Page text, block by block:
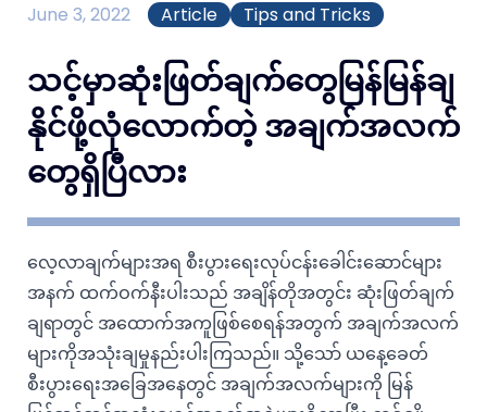
June 3, 2022 Article Tips and Tricks
သင့်မှာဆုံးဖြတ်ချက်တွေမြန်မြန်ချ
နိုင်ဖို့လုံလောက်တဲ့ အချက်အလက်
တွေရှိပြီလား
လေ့လာချက်များအရ စီးပွားရေးလုပ်ငန်းခေါင်းဆောင်များ
အနက် ထက်ဝက်နီးပါးသည် အချိန်တိုအတွင်း ဆုံးဖြတ်ချက်
ချရာတွင် အထောက်အကူဖြစ်စေရန်အတွက် အချက်အလက်
များကိုအသုံးချမှုနည်းပါးကြသည်။ သို့သော် ယနေ့ခေတ်
စီးပွားရေးအခြေအနေတွင် အချက်အလက်များကို မြန်